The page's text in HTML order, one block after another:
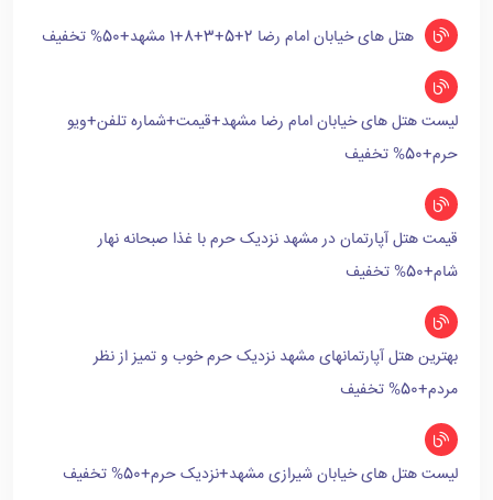
هتل های خیابان امام رضا 2+5+3+8+1 مشهد+50% تخفیف
لیست هتل های خیابان امام رضا مشهد+قیمت+شماره تلفن+ویو
حرم+50% تخفیف
قیمت هتل آپارتمان در مشهد نزدیک حرم با غذا صبحانه نهار
شام+50% تخفیف
بهترین هتل آپارتمانهای مشهد نزدیک حرم خوب و تمیز از نظر
مردم+50% تخفیف
لیست هتل های خیابان شیرازی مشهد+نزدیک حرم+50% تخفیف